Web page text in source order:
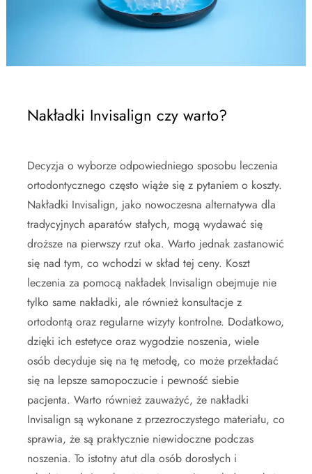
Nakładki Invisalign czy warto?
Decyzja o wyborze odpowiedniego sposobu leczenia
ortodontycznego często wiąże się z pytaniem o koszty.
Nakładki Invisalign, jako nowoczesna alternatywa dla
tradycyjnych aparatów stałych, mogą wydawać się
droższe na pierwszy rzut oka. Warto jednak zastanowić
się nad tym, co wchodzi w skład tej ceny. Koszt
leczenia za pomocą nakładek Invisalign obejmuje nie
tylko same nakładki, ale również konsultacje z
ortodontą oraz regularne wizyty kontrolne. Dodatkowo,
dzięki ich estetyce oraz wygodzie noszenia, wiele
osób decyduje się na tę metodę, co może przekładać
się na lepsze samopoczucie i pewność siebie
pacjenta. Warto również zauważyć, że nakładki
Invisalign są wykonane z przezroczystego materiału, co
sprawia, że są praktycznie niewidoczne podczas
noszenia. To istotny atut dla osób dorosłych i